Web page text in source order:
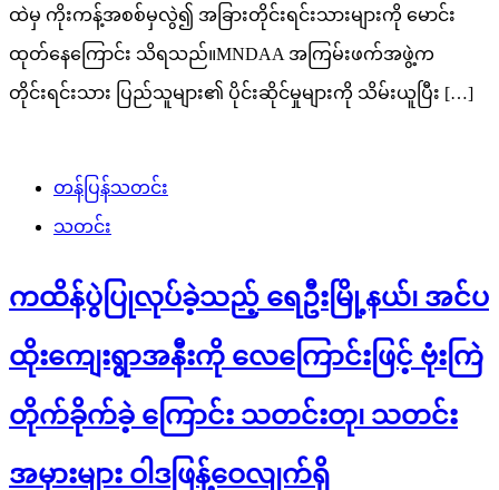
ထဲမှ ကိုးကန့်အစစ်မှလွဲ၍ အခြားတိုင်းရင်းသားများကို မောင်း
ထုတ်နေကြောင်း သိရသည်။MNDAA အကြမ်းဖက်အဖွဲ့က
တိုင်းရင်းသား ပြည်သူများ၏ ပိုင်းဆိုင်မှုများကို သိမ်းယူပြီး […]
တန်ပြန်သတင်း
သတင်း
ကထိန်ပွဲပြုလုပ်ခဲ့သည့် ရေဦးမြို့နယ်၊ အင်ပ
ထိုးကျေးရွာအနီးကို လေကြောင်းဖြင့် ဗုံးကြဲ
တိုက်ခိုက်ခဲ့ ကြောင်း သတင်းတု၊ သတင်း
အမှားများ ဝါဒဖြန့်ဝေလျက်ရှိ